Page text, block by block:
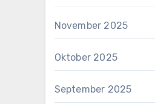
November 2025
Oktober 2025
September 2025